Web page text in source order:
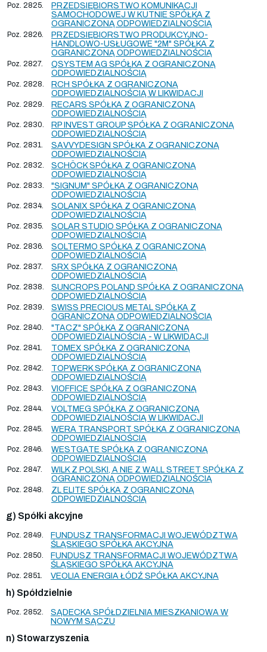
Poz. 2825.
PRZEDSIĘBIORSTWO KOMUNIKACJI
SAMOCHODOWEJ W KUTNIE SPÓŁKA Z
OGRANICZONĄ ODPOWIEDZIALNOŚCIĄ
Poz. 2826.
PRZEDSIĘBIORSTWO PRODUKCYJNO-
HANDLOWO-USŁUGOWE "2M" SPÓŁKA Z
OGRANICZONĄ ODPOWIEDZIALNOŚCIĄ
Poz. 2827.
QSYSTEM AG SPÓŁKA Z OGRANICZONĄ
ODPOWIEDZIALNOŚCIĄ
Poz. 2828.
RCH SPÓŁKA Z OGRANICZONĄ
ODPOWIEDZIALNOŚCIĄ W LIKWIDACJI
Poz. 2829.
RECARS SPÓŁKA Z OGRANICZONĄ
ODPOWIEDZIALNOŚCIĄ
Poz. 2830.
RP INVEST GROUP SPÓŁKA Z OGRANICZONĄ
ODPOWIEDZIALNOŚCIĄ
Poz. 2831.
SAVVYDESIGN SPÓŁKA Z OGRANICZONĄ
ODPOWIEDZIALNOŚCIĄ
Poz. 2832.
SCHÖCK SPÓŁKA Z OGRANICZONĄ
ODPOWIEDZIALNOŚCIĄ
Poz. 2833.
"SIGNUM" SPÓŁKA Z OGRANICZONĄ
ODPOWIEDZIALNOŚCIĄ
Poz. 2834.
SOLANIX SPÓŁKA Z OGRANICZONĄ
ODPOWIEDZIALNOŚCIĄ
Poz. 2835.
SOLAR STUDIO SPÓŁKA Z OGRANICZONĄ
ODPOWIEDZIALNOŚCIĄ
Poz. 2836.
SOLTERMO SPÓŁKA Z OGRANICZONĄ
ODPOWIEDZIALNOŚCIĄ
Poz. 2837.
SRX SPÓŁKA Z OGRANICZONĄ
ODPOWIEDZIALNOŚCIĄ
Poz. 2838.
SUNCROPS POLAND SPÓŁKA Z OGRANICZONĄ
ODPOWIEDZIALNOŚCIĄ
Poz. 2839.
SWISS PRECIOUS METAL SPÓŁKA Z
OGRANICZONĄ ODPOWIEDZIALNOŚCIĄ
Poz. 2840.
"TACZ" SPÓŁKA Z OGRANICZONĄ
ODPOWIEDZIALNOŚCIĄ - W LIKWIDACJI
Poz. 2841.
TOMEX SPÓŁKA Z OGRANICZONĄ
ODPOWIEDZIALNOŚCIĄ
Poz. 2842.
TOPWERK SPÓŁKA Z OGRANICZONĄ
ODPOWIEDZIALNOŚCIĄ
Poz. 2843.
VIOFFICE SPÓŁKA Z OGRANICZONĄ
ODPOWIEDZIALNOŚCIĄ
Poz. 2844.
VOLTMEG SPÓŁKA Z OGRANICZONĄ
ODPOWIEDZIALNOŚCIĄ W LIKWIDACJI
Poz. 2845.
WERA TRANSPORT SPÓŁKA Z OGRANICZONĄ
ODPOWIEDZIALNOŚCIĄ
Poz. 2846.
WESTGATE SPÓŁKA Z OGRANICZONĄ
ODPOWIEDZIALNOŚCIĄ
Poz. 2847.
WILK Z POLSKI, A NIE Z WALL STREET SPÓŁKA Z
OGRANICZONĄ ODPOWIEDZIALNOŚCIĄ
Poz. 2848.
ZL ELITE SPÓŁKA Z OGRANICZONĄ
ODPOWIEDZIALNOŚCIĄ
g) Spółki akcyjne
Poz. 2849.
FUNDUSZ TRANSFORMACJI WOJEWÓDZTWA
ŚLĄSKIEGO SPÓŁKA AKCYJNA
Poz. 2850.
FUNDUSZ TRANSFORMACJI WOJEWÓDZTWA
ŚLĄSKIEGO SPÓŁKA AKCYJNA
Poz. 2851. VEOLIA ENERGIA ŁÓDŹ SPÓŁKA AKCYJNA
h) Spółdzielnie
Poz. 2852.
SĄDECKA SPÓŁDZIELNIA MIESZKANIOWA W
NOWYM SĄCZU
n) Stowarzyszenia